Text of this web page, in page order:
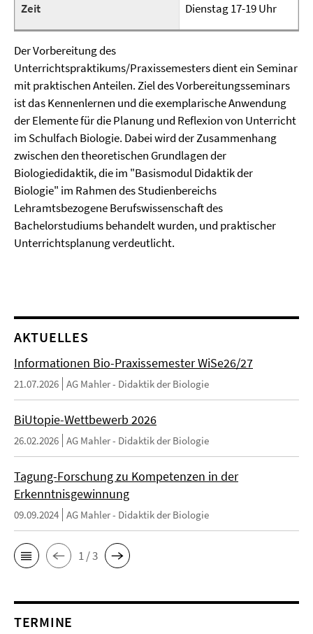
Zeit
Dienstag 17-19 Uhr
Der Vorbereitung des
Unterrichtspraktikums/Praxissemesters dient ein Seminar
mit praktischen Anteilen. Ziel des Vorbereitungsseminars
ist das Kennenlernen und die exemplarische Anwendung
der Elemente für die Planung und Reflexion von Unterricht
im Schulfach Biologie. Dabei wird der Zusammenhang
zwischen den theoretischen Grundlagen der
Biologiedidaktik, die im "Basismodul Didaktik der
Biologie" im Rahmen des Studienbereichs
Lehramtsbezogene Berufswissenschaft des
Bachelorstudiums behandelt wurden, und praktischer
Unterrichtsplanung verdeutlicht.
AKTUELLES
Informationen Bio-Praxissemester WiSe26/27
21.07.2026 AG Mahler - Didaktik der Biologie
BiUtopie-Wettbewerb 2026
26.02.2026 AG Mahler - Didaktik der Biologie
Tagung-Forschung zu Kompetenzen in der
Erkenntnisgewinnung
09.09.2024 AG Mahler - Didaktik der Biologie
1 / 3
TERMINE